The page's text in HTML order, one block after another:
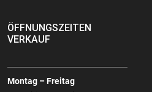
ÖFFNUNGSZEITEN
VERKAUF
Montag – Freitag